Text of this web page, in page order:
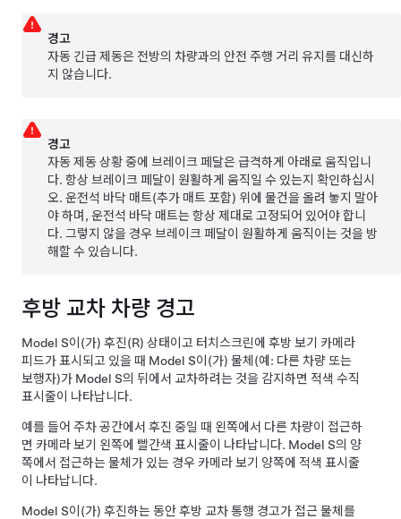
경고
자동 긴급 제동은 전방의 차량과의 안전 주행 거리 유지를 대신하
지 않습니다.
경고
자동 제동 상황 중에 브레이크 페달은 급격하게 아래로 움직입니
다. 항상 브레이크 페달이 원활하게 움직일 수 있는지 확인하십시
오. 운전석 바닥 매트(추가 매트 포함) 위에 물건을 올려 놓지 말아
야 하며, 운전석 바닥 매트는 항상 제대로 고정되어 있어야 합니
다. 그렇지 않을 경우 브레이크 페달이 원활하게 움직이는 것을 방
해할 수 있습니다.
후방 교차 차량 경고
Model S이(가) 후진(R) 상태이고 터치스크린에 후방 보기 카메라
피드가 표시되고 있을 때 Model S이(가) 물체(예: 다른 차량 또는
보행자)가 Model S의 뒤에서 교차하려는 것을 감지하면 적색 수직
표시줄이 나타납니다.
예를 들어 주차 공간에서 후진 중일 때 왼쪽에서 다른 차량이 접근하
면 카메라 보기 왼쪽에 빨간색 표시줄이 나타납니다. Model S의 양
쪽에서 접근하는 물체가 있는 경우 카메라 보기 양쪽에 적색 표시줄
이 나타납니다.
Model S이(가) 후진하는 동안 후방 교차 통행 경고가 접근 물체를